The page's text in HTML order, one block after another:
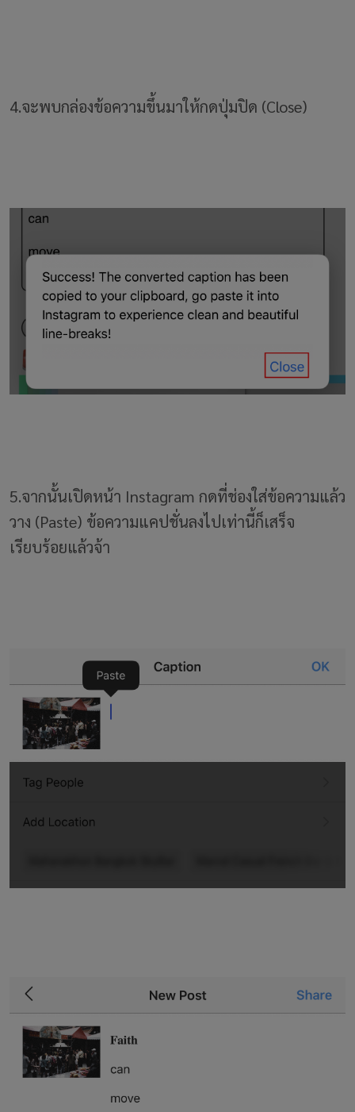
4.จะพบกล่องข้อความขึ้นมาให้กดปุ่มปิด (Close)
5.จากนั้นเปิดหน้า Instagram กดที่ช่องใส่ข้อความแล้ว
วาง (Paste) ข้อความแคปชั่นลงไปเท่านี้ก็เสร็จ
เรียบร้อยแล้วจ้า